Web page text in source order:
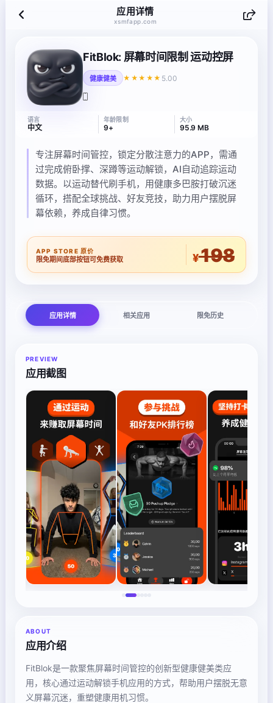
应用详情
xsmfapp.com
FitBlok: 屏幕时间限制 运动控屏
健康健美 ★★★★★ 5.00
语言
中文
年龄限制
9+
大小
95.9 MB
专注屏幕时间管控，锁定分散注意力的APP，需通
过完成俯卧撑、深蹲等运动解锁，AI自动追踪运动
数据。以运动替代刷手机，用健康多巴胺打破沉迷
循环，搭配全球挑战、好友竞技，助力用户摆脱屏
幕依赖，养成自律习惯。
APP STORE 原价
限免期间底部按钮可免费获取 ¥198
应用详情 相关应用 限免历史
PREVIEW
应用截图
ABOUT
应用介绍
FitBlok是一款聚焦屏幕时间管控的创新型健康健美类应
用，核心通过运动解锁手机应用的方式，帮助用户摆脱无意
义屏幕沉迷，重塑健康用机习惯。